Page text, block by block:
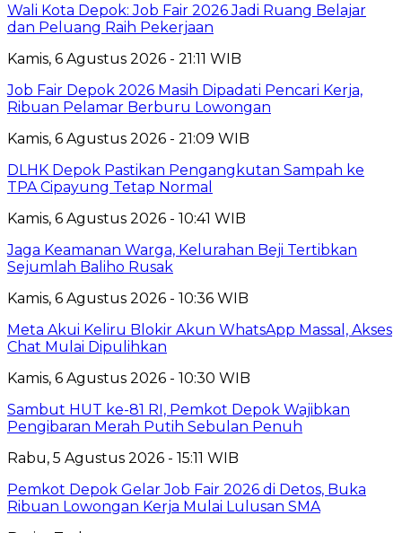
Wali Kota Depok: Job Fair 2026 Jadi Ruang Belajar
dan Peluang Raih Pekerjaan
Kamis, 6 Agustus 2026 - 21:11 WIB
Job Fair Depok 2026 Masih Dipadati Pencari Kerja,
Ribuan Pelamar Berburu Lowongan
Kamis, 6 Agustus 2026 - 21:09 WIB
DLHK Depok Pastikan Pengangkutan Sampah ke
TPA Cipayung Tetap Normal
Kamis, 6 Agustus 2026 - 10:41 WIB
Jaga Keamanan Warga, Kelurahan Beji Tertibkan
Sejumlah Baliho Rusak
Kamis, 6 Agustus 2026 - 10:36 WIB
Meta Akui Keliru Blokir Akun WhatsApp Massal, Akses
Chat Mulai Dipulihkan
Kamis, 6 Agustus 2026 - 10:30 WIB
Sambut HUT ke-81 RI, Pemkot Depok Wajibkan
Pengibaran Merah Putih Sebulan Penuh
Rabu, 5 Agustus 2026 - 15:11 WIB
Pemkot Depok Gelar Job Fair 2026 di Detos, Buka
Ribuan Lowongan Kerja Mulai Lulusan SMA